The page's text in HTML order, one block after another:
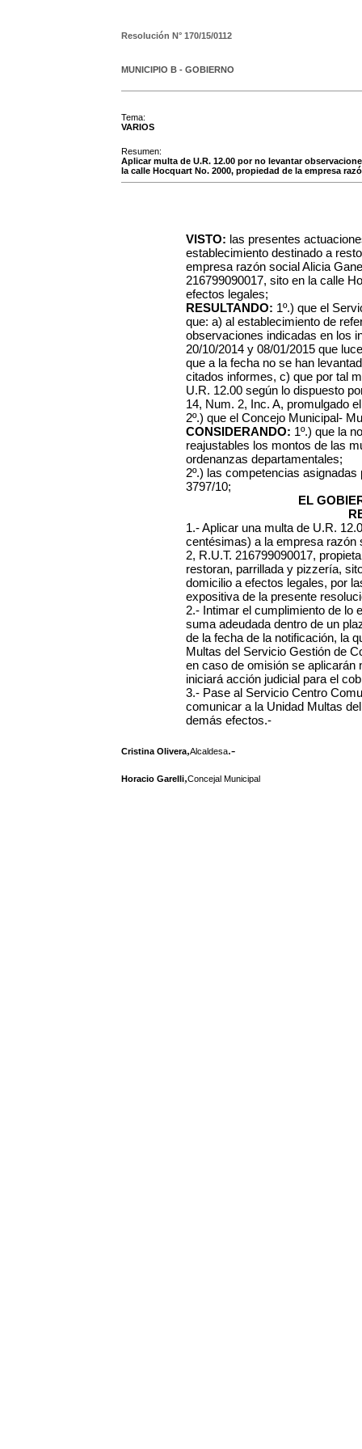
Resolución N° 170/15/0112
MUNICIPIO B - GOBIERNO
Tema:
VARIOS
Resumen:
Aplicar multa de U.R. 12.00 por no levantar
la calle Hocquart No. 2000, propiedad de la empresa
VISTO: las presentes
establecimiento destinado a
empresa razón social Alicia
216799090017, sito en la calle
efectos legales;
RESULTANDO: 1º.) que el
que: a) al establecimiento de
observaciones indicadas en los
20/10/2014 y 08/01/2015 que
que a la fecha no se han
citados informes, c) que por tal
U.R. 12.00 según lo dispuesto
14, Num. 2, Inc. A, promulgado
2º.) que el Concejo Municipal-
CONSIDERANDO: 1º.) que la
reajustables los montos de las
ordenanzas departamentales;
2º.) las competencias
3797/10;
EL
1.- Aplicar una multa de U.R.
centésimas) a la empresa razón
2, R.U.T. 216799090017,
restoran, parrillada y pizzería,
domicilio a efectos legales, por
expositiva de la presente
2.- Intimar el cumplimiento de lo
suma adeudada dentro de un
de la fecha de la notificación, la
Multas del Servicio Gestión de
en caso de omisión se
iniciará acción judicial para el
3.- Pase al Servicio Centro
comunicar a la Unidad Multas
demás efectos.-
Cristina Olivera,Alcaldesa.-
Horacio Garelli,Concejal Municipal